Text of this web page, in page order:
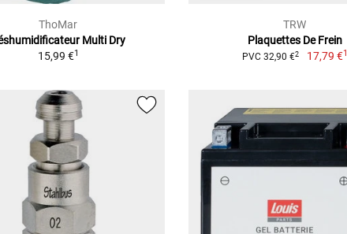
ThoMar
Multi Dry
15,99 €1
TRW
Plaquettes De Frein
PVC 32,90 €2 17,79 €1